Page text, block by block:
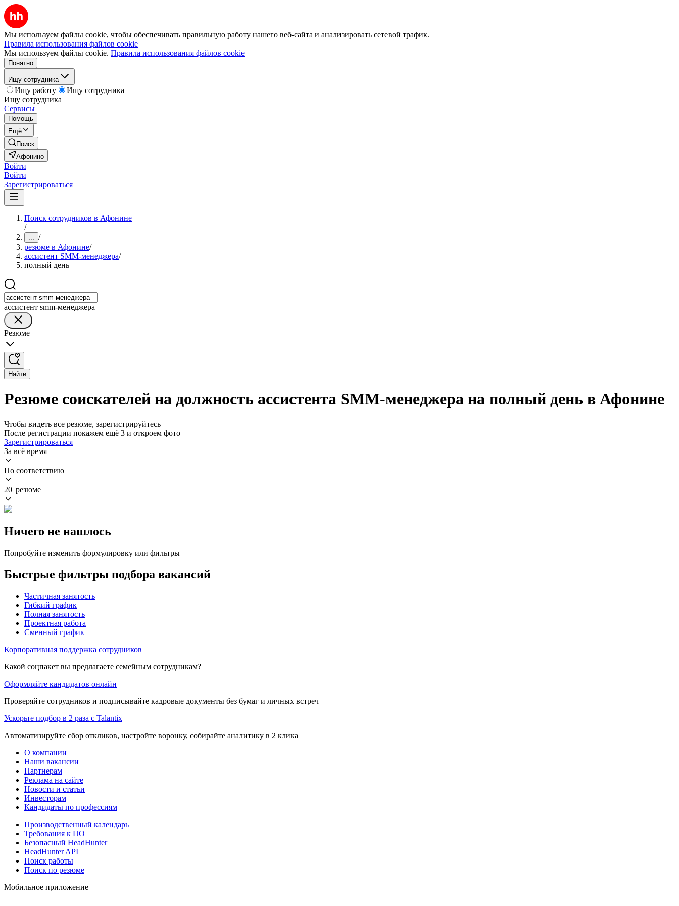
Мы используем файлы cookie, чтобы обеспечивать правильную работу нашего веб-сайта и анализировать сетевой трафик.
Правила использования файлов cookie
Мы используем файлы cookie. Правила использования файлов cookie
Понятно
Ищу сотрудника
Ищу работу
Ищу сотрудника
Ищу сотрудника
Сервисы
Помощь
Ещё
Поиск
Афонино
Войти
Войти
Зарегистрироваться
Поиск сотрудников в Афонине
/
... /
резюме в Афонине/
ассистент SMM-менеджера/
полный день
ассистент smm-менеджера
Резюме
Найти
Резюме соискателей на должность ассистента SMM-менеджера на полный день в Афонине
Чтобы видеть все резюме, зарегистрируйтесь
После регистрации покажем ещё 3 и откроем фото
Зарегистрироваться
За всё время
По соответствию
20 резюме
Ничего не нашлось
Попробуйте изменить формулировку или фильтры
Быстрые фильтры подбора вакансий
Частичная занятость
Гибкий график
Полная занятость
Проектная работа
Сменный график
Корпоративная поддержка сотрудников
Какой соцпакет вы предлагаете семейным сотрудникам?
Оформляйте кандидатов онлайн
Проверяйте сотрудников и подписывайте кадровые документы без бумаг и личных встреч
Ускорьте подбор в 2 раза с Talantix
Автоматизируйте сбор откликов, настройте воронку, собирайте аналитику в 2 клика
О компании
Наши вакансии
Партнерам
Реклама на сайте
Новости и статьи
Инвесторам
Кандидаты по профессиям
Производственный календарь
Требования к ПО
Безопасный HeadHunter
HeadHunter API
Поиск работы
Поиск по резюме
Мобильное приложение